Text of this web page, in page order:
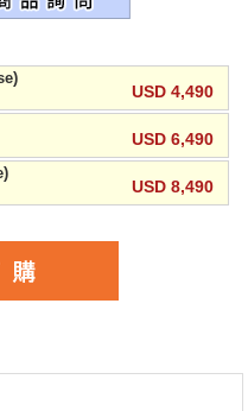
USD 4,490
USD 6,490
USD 8,490